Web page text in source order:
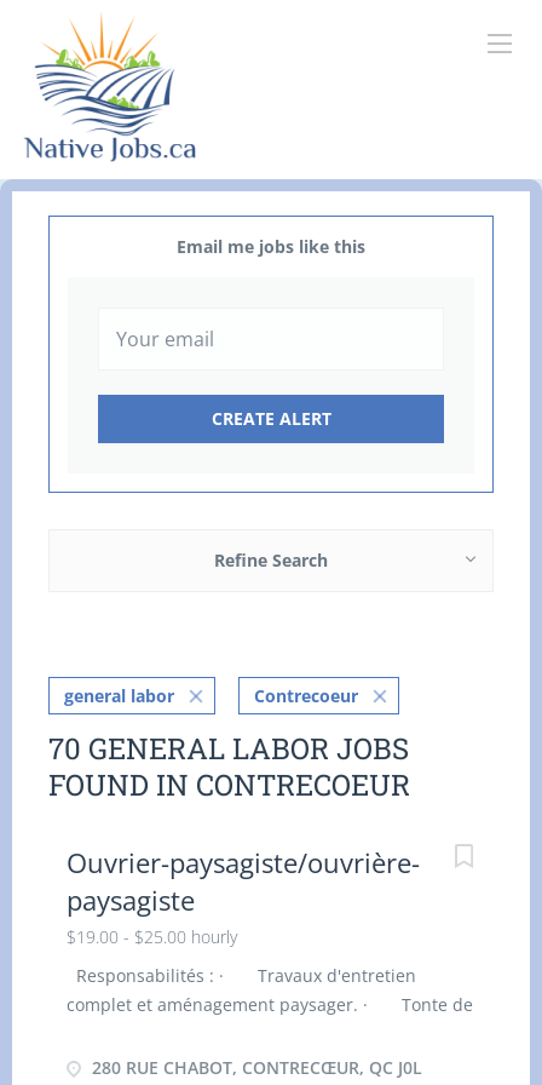
Email me jobs like this
Refine Search
general labor Contrecoeur
70 GENERAL LABOR JOBS
FOUND IN CONTRECOEUR
Ouvrier-paysagiste/ouvrière-
paysagiste
$19.00 - $25.00 hourly
Responsabilités : · Travaux d'entretien
complet et aménagement paysager. · Tonte de
haies. · Ouverture de terrain et fermeture.
280 RUE CHABOT, CONTRECŒUR, QC J0L